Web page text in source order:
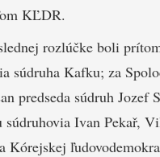
KĽDR.
rozlúčke boli
súdruha Kafku; za
predseda súdruh Jozef
Ivan Pekař,
Kórejskej